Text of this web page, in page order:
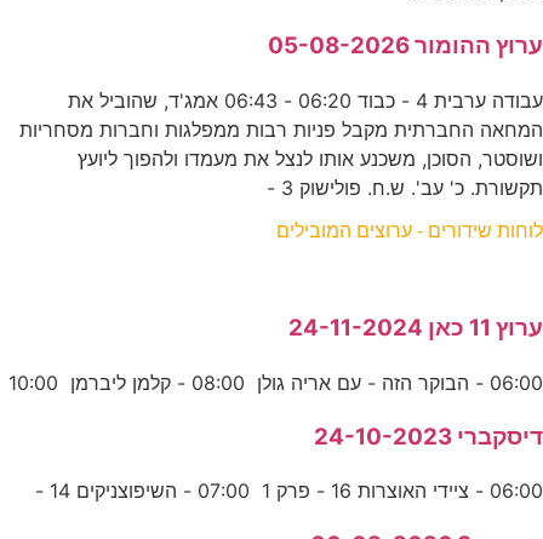
ערוץ ההומור 05-08-2026
עבודה ערבית 4 - כבוד 06:20 - 06:43 אמג'ד, שהוביל את
המחאה החברתית מקבל פניות רבות ממפלגות וחברות מסחריות
ושוסטר, הסוכן, משכנע אותו לנצל את מעמדו ולהפוך ליועץ
תקשורת. כ' עב'. ש.ח. פולישוק 3 -
לוחות שידורים - ערוצים המובילים
ערוץ 11 כאן 24-11-2024
06:00 - הבוקר הזה - עם אריה גולן 08:00 - קלמן ליברמן 10:00
דיסקברי 24-10-2023
06:00 - ציידי האוצרות 16 - פרק 1 07:00 - השיפוצניקים 14 -